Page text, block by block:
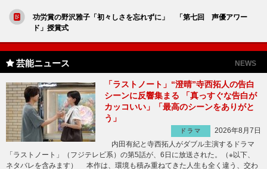
功労賞の野沢雅子「初々しさを忘れずに」 「第七回 声優アワー
ド」授賞式
芸能ニュース NEWS
「ラストノート」“澄晴”寺西拓人の告白
シーンに反響集まる 「真っすぐな告白が
カッコいい」「最高のシーンをありがと
う」
ドラマ
2026年8月7日
内田有紀と寺西拓人がダブル主演するドラマ
「ラストノート」（フジテレビ系）の第5話が、6日に放送された。（※以下、
ネタバレを含みます） 本作は、環境も積み重ねてきた人生も全く違う、交わ